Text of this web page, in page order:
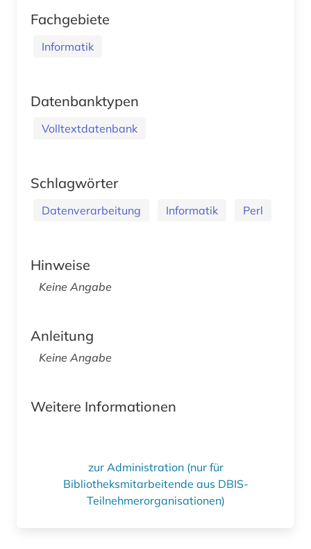
Fachgebiete
Informatik
Datenbanktypen
Volltextdatenbank
Schlagwörter
Datenverarbeitung Informatik Perl
Hinweise
Keine Angabe
Anleitung
Keine Angabe
Weitere Informationen
zur Administration (nur für
Bibliotheksmitarbeitende aus DBIS-
Teilnehmerorganisationen)